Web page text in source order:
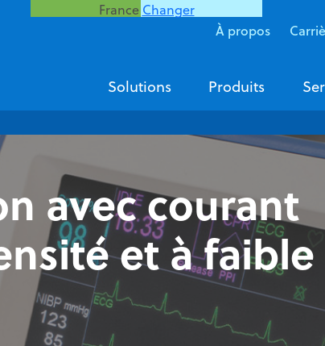
France Changer
À propos
Solutions Produits
avec courant
et à faible